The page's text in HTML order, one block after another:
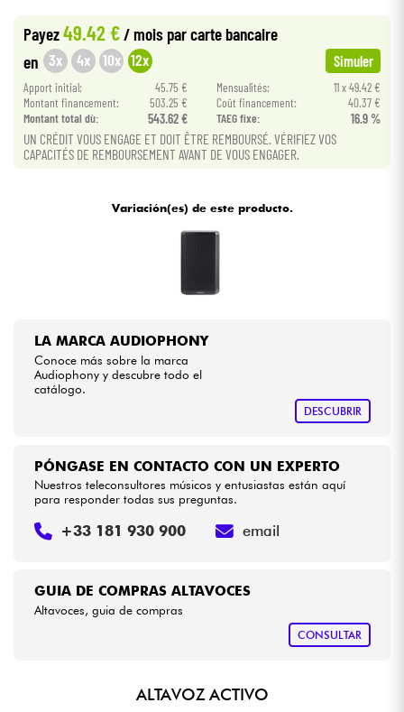
Cables & Acces.
HiFi
Bundle
Payez49.42 € / mois par carte bancaire
en 3x 4x 10x 12x Simuler
Apport initial: 45.75 € Mensualités:
11 x 49.42 €
Montant financement:
503.25 € Coût financement:
40.37 €
Montant total dù:
543.62 € TAEG fixe: 16.9 %
UN CRÉDIT VOUS ENGAGE ET DOIT ÊTRE REMBOURSÉ. VÉRIFIEZ VOS
CAPACITÉS DE REMBOURSEMENT AVANT DE VOUS ENGAGER.
Variación(es) de este producto.
LA MARCA AUDIOPHONY
Conoce más sobre la marca
Audiophony y descubre todo el
catálogo.
DESCUBRIR
GUIA DE COMPRAS ALTAVOCES
Altavoces, guia de compras
CONSULTAR
PÓNGASE EN CONTACTO CON UN EXPERTO
Nuestros teleconsultores músicos y entusiastas están aquí
para responder todas sus preguntas.
+33 181 930 900 email
ALTAVOZ ACTIVO